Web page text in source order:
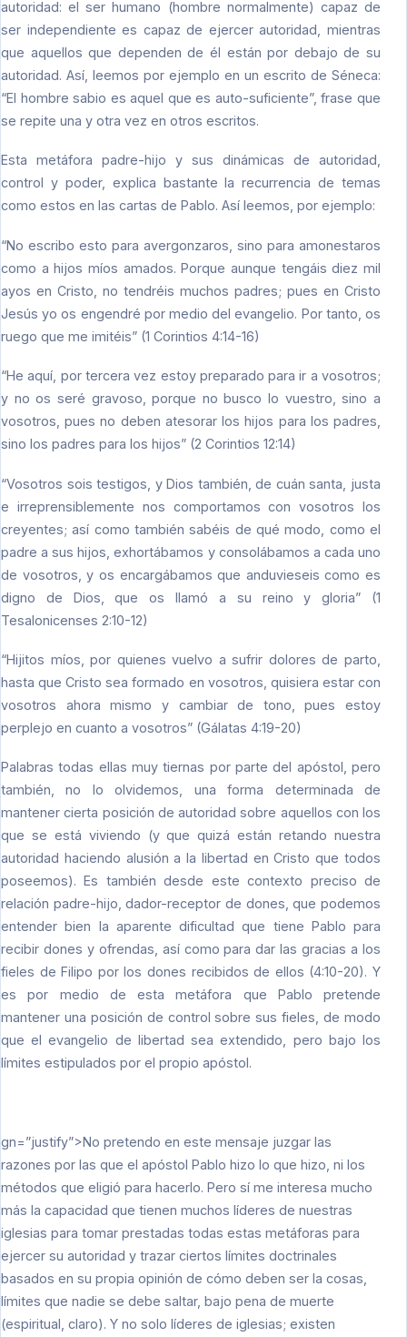
autoridad: el ser humano (hombre normalmente) capaz de
ser independiente es capaz de ejercer autoridad, mientras
que aquellos que dependen de él están por debajo de su
autoridad. Así, leemos por ejemplo en un escrito de Séneca:
“El hombre sabio es aquel que es auto-suficiente”, frase que
se repite una y otra vez en otros escritos.
Esta metáfora padre-hijo y sus dinámicas de autoridad,
control y poder, explica bastante la recurrencia de temas
como estos en las cartas de Pablo. Así leemos, por ejemplo:
“No escribo esto para avergonzaros, sino para amonestaros
como a hijos míos amados. Porque aunque tengáis diez mil
ayos en Cristo, no tendréis muchos padres; pues en Cristo
Jesús yo os engendré por medio del evangelio. Por tanto, os
ruego que me imitéis” (1 Corintios 4:14-16)
“He aquí, por tercera vez estoy preparado para ir a vosotros;
y no os seré gravoso, porque no busco lo vuestro, sino a
vosotros, pues no deben atesorar los hijos para los padres,
sino los padres para los hijos” (2 Corintios 12:14)
“Vosotros sois testigos, y Dios también, de cuán santa, justa
e irreprensiblemente nos comportamos con vosotros los
creyentes; así como también sabéis de qué modo, como el
padre a sus hijos, exhortábamos y consolábamos a cada uno
de vosotros, y os encargábamos que anduvieseis como es
digno de Dios, que os llamó a su reino y gloria” (1
Tesalonicenses 2:10-12)
“Hijitos míos, por quienes vuelvo a sufrir dolores de parto,
hasta que Cristo sea formado en vosotros, quisiera estar con
vosotros ahora mismo y cambiar de tono, pues estoy
perplejo en cuanto a vosotros” (Gálatas 4:19-20)
Palabras todas ellas muy tiernas por parte del apóstol, pero
también, no lo olvidemos, una forma determinada de
mantener cierta posición de autoridad sobre aquellos con los
que se está viviendo (y que quizá están retando nuestra
autoridad haciendo alusión a la libertad en Cristo que todos
poseemos). Es también desde este contexto preciso de
relación padre-hijo, dador-receptor de dones, que podemos
entender bien la aparente dificultad que tiene Pablo para
recibir dones y ofrendas, así como para dar las gracias a los
fieles de Filipo por los dones recibidos de ellos (4:10-20). Y
es por medio de esta metáfora que Pablo pretende
mantener una posición de control sobre sus fieles, de modo
que el evangelio de libertad sea extendido, pero bajo los
límites estipulados por el propio apóstol.
gn=”justify”>No pretendo en este mensaje juzgar las
razones por las que el apóstol Pablo hizo lo que hizo, ni los
métodos que eligió para hacerlo. Pero sí me interesa mucho
más la capacidad que tienen muchos líderes de nuestras
iglesias para tomar prestadas todas estas metáforas para
ejercer su autoridad y trazar ciertos límites doctrinales
basados en su propia opinión de cómo deben ser la cosas,
límites que nadie se debe saltar, bajo pena de muerte
(espiritual, claro). Y no solo líderes de iglesias; existen